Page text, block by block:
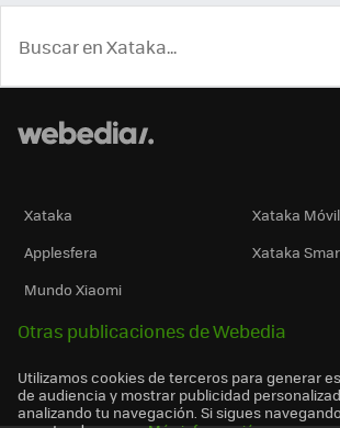
Xataka
Xataka Móvil
Applesfera
Xataka
Mundo Xiaomi
Otras publicaciones de Webedia
Utilizamos cookies de terceros para generar
de audiencia y mostrar publicidad
analizando tu navegación. Si sigues